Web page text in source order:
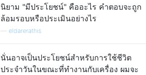
นิยาม "มีประโยชน์" คืออะไร คำตอบจะถูก
ล้อมรอบหรือประเมินอย่างไร
eldarerathis
นั่นอาจเป็นประโยชน์สำหรับการใช้ชีวิต
ประจำวันในขณะที่ทำงานกับเครื่อง ผมจะ